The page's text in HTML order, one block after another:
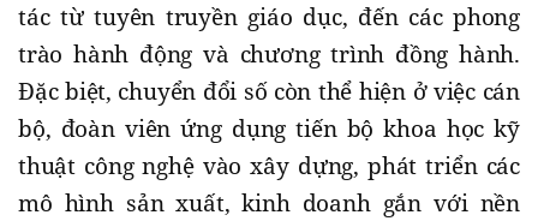
tác từ tuyên truyền giáo dục, đến các phong
trào hành động và chương trình đồng hành.
Đặc biệt, chuyển đổi số còn thể hiện ở việc cán
bộ, đoàn viên ứng dụng tiến bộ khoa học kỹ
thuật công nghệ vào xây dựng, phát triển các
mô hình sản xuất, kinh doanh gắn với nền